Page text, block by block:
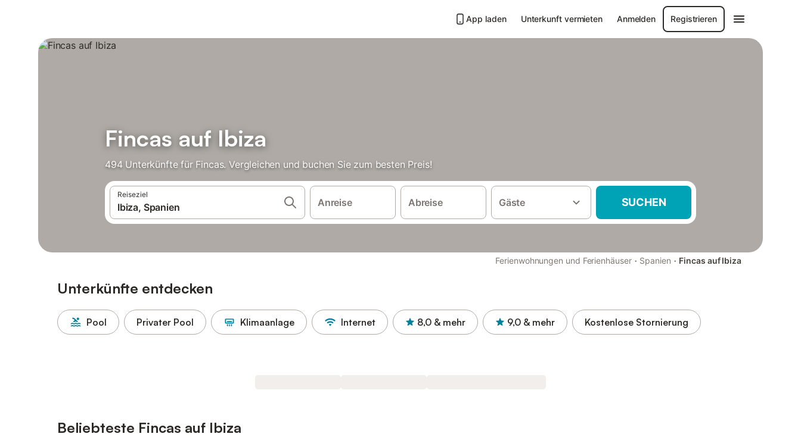
App laden Unterkunft vermieten Anmelden Registrieren
Fincas auf Ibiza
494 Unterkünfte für Fincas. Vergleichen und buchen Sie zum besten Preis!
Reiseziel
Anreise Abreise Gäste SUCHEN
Ferienwohnungen und Ferienhäuser · Spanien · Fincas auf Ibiza
Unterkünfte entdecken
Pool Privater Pool Klimaanlage Internet 8,0 & mehr 9,0 & mehr Kostenlose Stornierung
Beliebteste Fincas auf Ibiza